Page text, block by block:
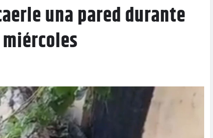
una pared durante